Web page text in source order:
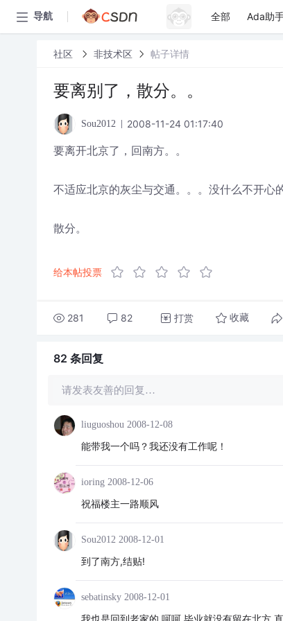
导航 全部 Ada助
社区 非技术区 帖子详情
要离别了，散分。。
Sou2012 2008-11-24 01:17:40
要离开北京了，回南方。。
不适应北京的灰尘与交通。。。没什么不开心
散分。
给本帖投票
281 82 打赏 收藏
82 条回复
请发表友善的回复…
liuguoshou 2008-12-08
能带我一个吗？我还没有工作呢！
ioring 2008-12-06
祝福楼主一路顺风
Sou2012 2008-12-01
到了南方,结贴!
sebatinsky 2008-12-01
我也是回到老家的,呵呵,毕业就没有留在北方,